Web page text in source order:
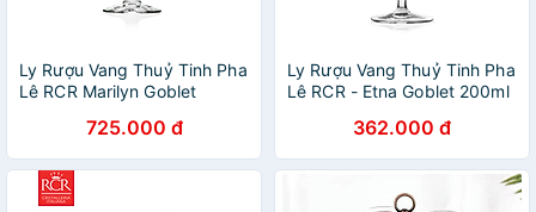
Ly Rượu Vang Thuỷ Tinh Pha
Lê RCR Marilyn Goblet
725.000 đ
Ly Rượu Vang Thuỷ Tinh Pha
Lê RCR - Etna Goblet 200ml
362.000 đ